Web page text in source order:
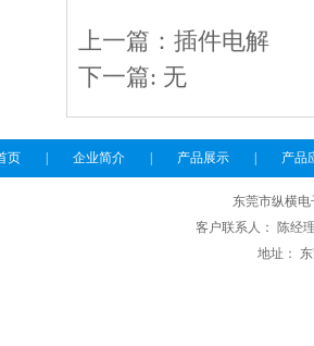
上一篇： 插件电解
下一篇: 无
页 企业简介 产品展示 产品
东莞市纵横
客户联系人： 陈经
地址：